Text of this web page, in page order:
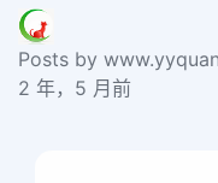
Posts by
2 年，5 月前